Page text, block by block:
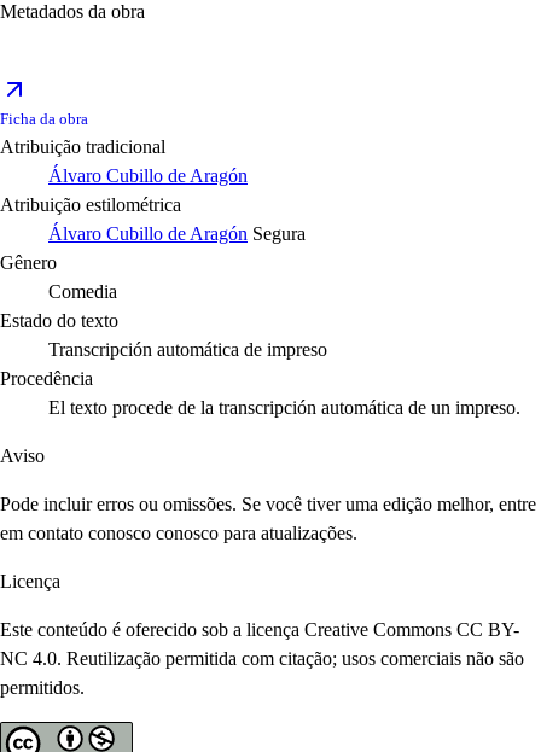
Metadados da obra
Ficha da obra
Atribuição tradicional
Álvaro Cubillo de Aragón
Atribuição estilométrica
Álvaro Cubillo de Aragón Segura
Gênero
Comedia
Estado do texto
Transcripción automática de impreso
Procedência
El texto procede de la transcripción automática de un impreso.
Aviso
Pode incluir erros ou omissões. Se você tiver uma edição melhor, entre
em contato conosco conosco para atualizações.
Licença
Este conteúdo é oferecido sob a licença Creative Commons CC BY-
NC 4.0. Reutilização permitida com citação; usos comerciais não são
permitidos.